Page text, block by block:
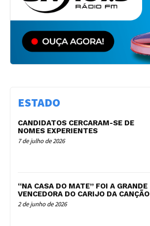
ESTADO
CANDIDATOS CERCARAM-SE DE
NOMES EXPERIENTES
7 de julho de 2026
“NA CASA DO MATE” FOI A GRANDE
VENCEDORA DO CARIJO DA CANÇÃO
2 de junho de 2026